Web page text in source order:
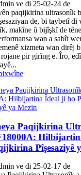
ve di 25-02-24 de
paqijkirina ultrasonîk
de, bi taybetî di
makîne û bijîşkî de
wan a sabît
xizmeta wan dirêj
pir girîng e. Îro,
Paqijkirina
Pîşesaziyê
ve di 25-02-17 de